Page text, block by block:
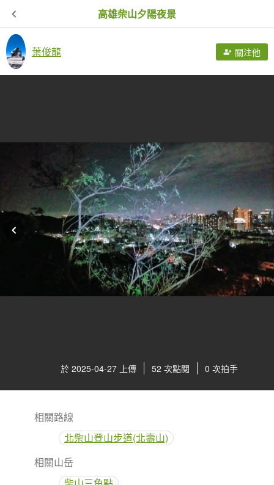
高雄柴山夕陽夜景
葉俊龍 關注他
於 2025-04-27 上傳 52 次點閱 0 次拍手
相關路線
北柴山登山步道(北壽山)
相關山岳